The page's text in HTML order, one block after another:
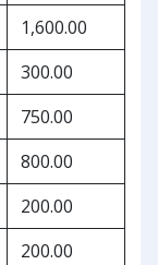
1,600.00
300.00
750.00
800.00
200.00
200.00